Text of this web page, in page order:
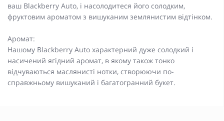
ваш Blackberry Auto, і насолодитеся його солодким,
фруктовим ароматом з вишуканим землянистим відтінком.
Аромат:
Нашому Blackberry Auto характерний дуже солодкий і
насичений ягідний аромат, в якому також тонко
відчуваються маслянисті нотки, створюючи по-
справжньому вишуканий і багатогранний букет.